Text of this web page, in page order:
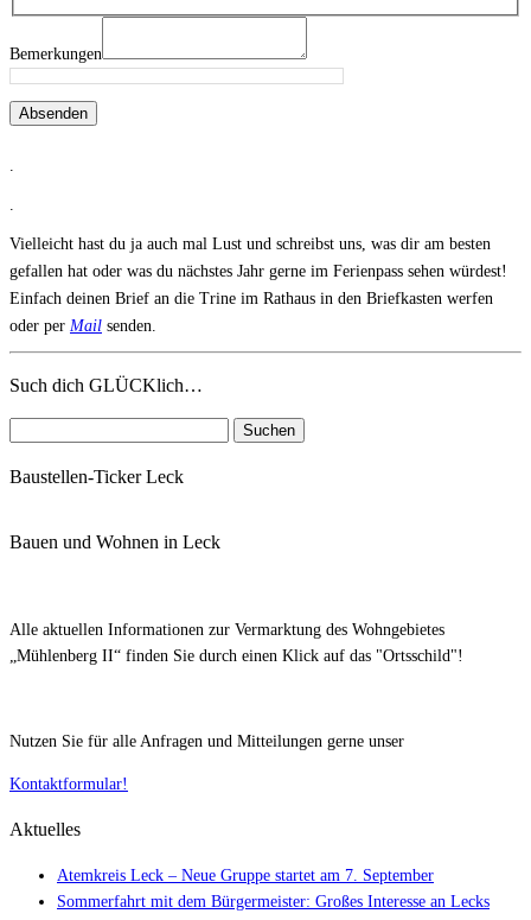
Bemerkungen
Absenden
Vielleicht hast du ja auch mal Lust und schreibst uns, was dir am besten
gefallen hat oder was du nächstes Jahr gerne im Ferienpass sehen würdest!
Einfach deinen Brief an die Trine im Rathaus in den Briefkasten werfen
oder per Mail senden.
Such dich GLÜCKlich…
Baustellen-Ticker Leck
Bauen und Wohnen in Leck
Alle aktuellen Informationen zur Vermarktung des Wohngebietes
„Mühlenberg II“ finden Sie durch einen Klick auf das "Ortsschild"!
Nutzen Sie für alle Anfragen und Mitteilungen gerne unser
Kontaktformular!
Aktuelles
Atemkreis Leck – Neue Gruppe startet am 7. September
Sommerfahrt mit dem Bürgermeister: Großes Interesse an Lecks